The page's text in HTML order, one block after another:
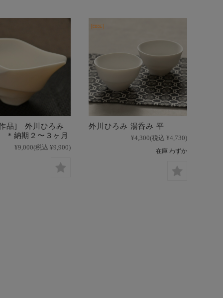
品] 外川ひろみ
納期２〜３ヶ月
¥9,000(税込 ¥9,900)
外川ひろみ 湯呑み 平
¥4,300(税込 ¥4,730)
在庫 わずか